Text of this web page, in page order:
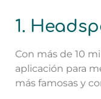
1.
Con más de 10
aplicación para
más famosas y